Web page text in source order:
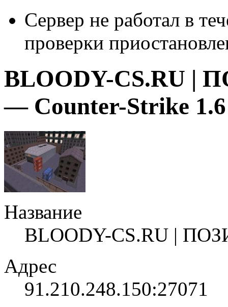
Сервер не работал в
проверки
BLOODY-CS.RU |
— Counter-Strike 1.6
Название
BLOODY-CS.RU |
Адрес
91.210.248.150:27071